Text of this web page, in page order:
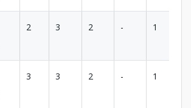
2 3 2 - 1
3 3 2 - 1